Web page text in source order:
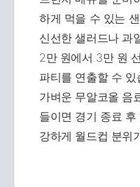
하게 먹을 수 있는
신선한 샐러드나 과
2만 원에서 3만 원
파티를 연출할 수
가벼운 무알코올 음
들이면 경기 종료
강하게 월드컵 분위